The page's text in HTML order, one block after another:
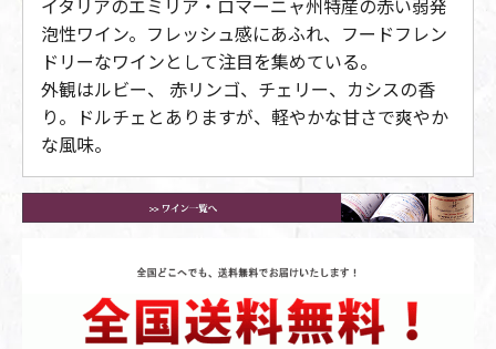
イタリアのエミリア・ロマーニャ州特産の赤い弱発
泡性ワイン。フレッシュ感にあふれ、フードフレン
ドリーなワインとして注目を集めている。
外観はルビー、 赤リンゴ、チェリー、カシスの香
り。ドルチェとありますが、軽やかな甘さで爽やか
な風味。